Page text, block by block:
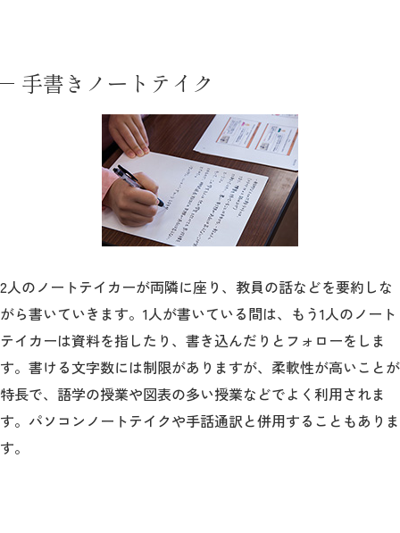
ボランティア
生涯学習・社会連携
入試情報サイト
2026年9月入学者向け 新入生サイト
手書きノートテイク
2人のノートテイカーが両隣に座り、教員の話などを要約しな
がら書いていきます。1人が書いている間は、もう1人のノート
テイカーは資料を指したり、書き込んだりとフォローをしま
す。書ける文字数には制限がありますが、柔軟性が高いことが
特長で、語学の授業や図表の多い授業などでよく利用されま
す。パソコンノートテイクや手話通訳と併用することもありま
す。